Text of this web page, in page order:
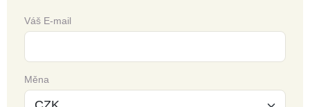
Váš E-mail
Měna